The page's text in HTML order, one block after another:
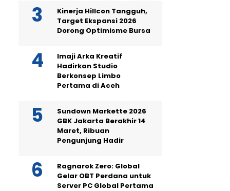
Kinerja Hillcon Tangguh,
Target Ekspansi 2026
Dorong Optimisme Bursa
Imaji Arka Kreatif
Hadirkan Studio
Berkonsep Limbo
Pertama di Aceh
Sundown Markette 2026
GBK Jakarta Berakhir 14
Maret, Ribuan
Pengunjung Hadir
Ragnarok Zero: Global
Gelar OBT Perdana untuk
Server PC Global Pertama